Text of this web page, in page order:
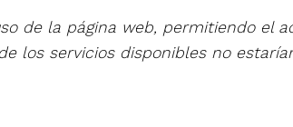
de la página web, permitiendo el
los servicios disponibles no